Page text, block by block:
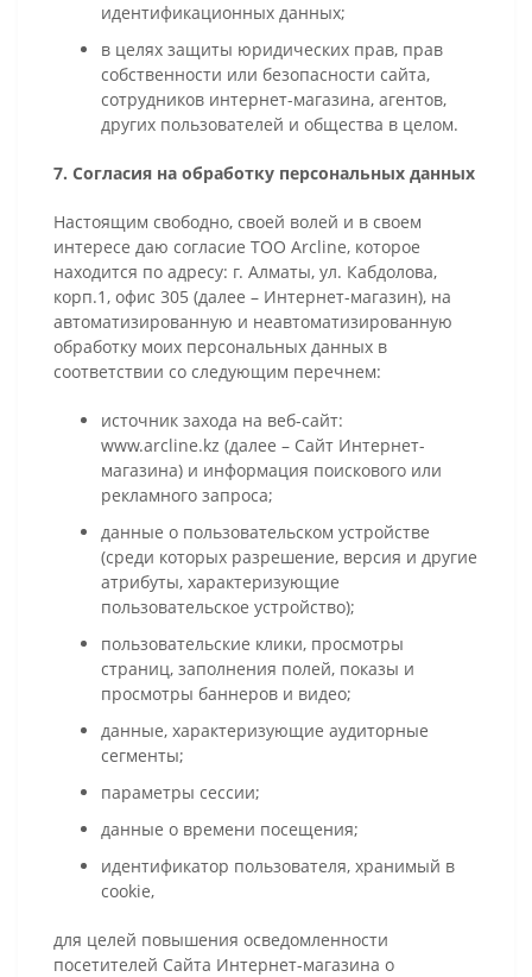
идентификационных данных;
в целях защиты юридических прав, прав
собственности или безопасности сайта,
сотрудников интернет-магазина, агентов,
других пользователей и общества в целом.
7. Согласия на обработку персональных данных
Настоящим свободно, своей волей и в своем
интересе даю согласие ТОО Arcline, которое
находится по адресу: г. Алматы, ул. Кабдолова,
корп.1, офис 305 (далее – Интернет-магазин), на
автоматизированную и неавтоматизированную
обработку моих персональных данных в
соответствии со следующим перечнем:
источник захода на веб-сайт:
www.arcline.kz (далее – Сайт Интернет-
магазина) и информация поискового или
рекламного запроса;
данные о пользовательском устройстве
(среди которых разрешение, версия и другие
атрибуты, характеризующие
пользовательское устройство);
пользовательские клики, просмотры
страниц, заполнения полей, показы и
просмотры баннеров и видео;
данные, характеризующие аудиторные
сегменты;
параметры сессии;
данные о времени посещения;
идентификатор пользователя, хранимый в
cookie,
для целей повышения осведомленности
посетителей Сайта Интернет-магазина о